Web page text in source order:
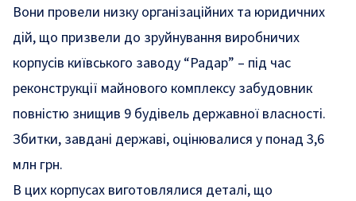
Вони провели низку організаційних та юридичних
дій, що призвели до зруйнування виробничих
корпусів київського заводу “Радар” – під час
реконструкції майнового комплексу забудовник
повністю знищив 9 будівель державної власності.
Збитки, завдані державі, оцінювалися у понад 3,6
млн грн.
В цих корпусах виготовлялися деталі, що